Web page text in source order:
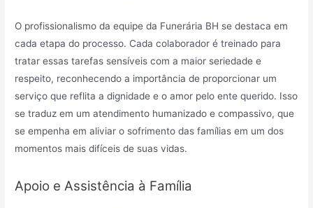
O profissionalismo da equipe da Funerária BH se destaca em
cada etapa do processo. Cada colaborador é treinado para
tratar essas tarefas sensíveis com a maior seriedade e
respeito, reconhecendo a importância de proporcionar um
serviço que reflita a dignidade e o amor pelo ente querido. Isso
se traduz em um atendimento humanizado e compassivo, que
se empenha em aliviar o sofrimento das famílias em um dos
momentos mais difíceis de suas vidas.
Apoio e Assistência à Família